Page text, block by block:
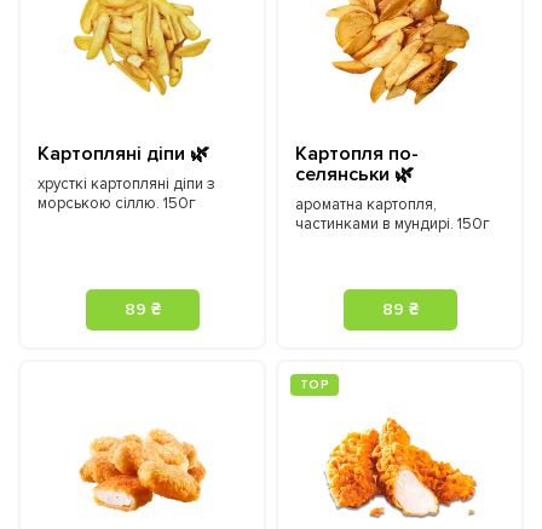
Картопляні діпи 🌿
хрусткі картопляні діпи з
морською сіллю. 150г
89 ₴
Картопля по-
селянськи 🌿
ароматна картопля,
частинками в мундирі. 150г
89 ₴
ТOP